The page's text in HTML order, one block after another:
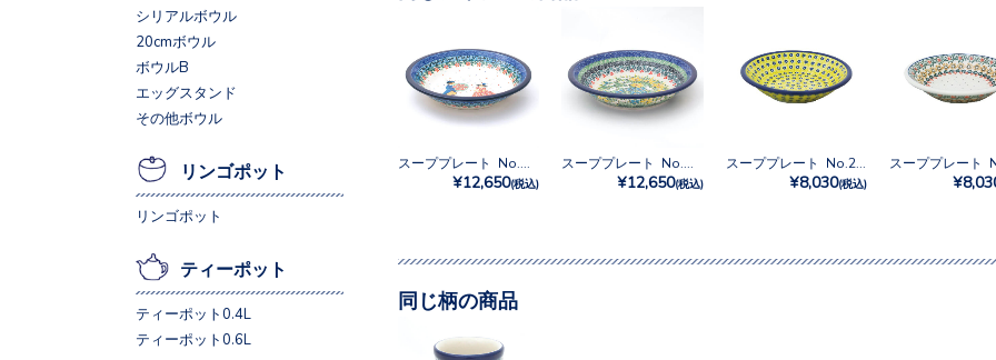
¥12,650(税込) ¥12,650(税込) ¥8,030(税込)
同じ柄の商品
シリアルボウル
20cmボウル
ボウルB
エッグスタンド
その他ボウル
リンゴポット
リンゴポット
ティーポット
ティーポット0.4L
ティーポット0.6L